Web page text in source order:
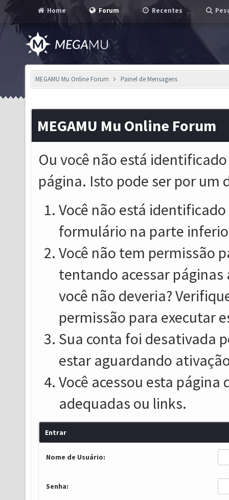
Home Forum Recentes
MEGAMU Mu Online Forum Painel de Mensagens
MEGAMU Mu Online Forum
Ou você não está
página. Isto pode ser por um
Você não está
formulário na parte
Você não tem permissão
tentando acessar
você não deveria?
permissão para executar
Sua conta foi desativada
estar aguardando
Você acessou esta
adequadas ou links.
Entrar
Nome de Usuário:
Senha: